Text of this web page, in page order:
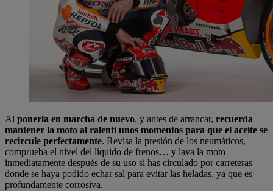
Al ponerla en marcha de nuevo, y antes de arrancar, recuerda
mantener la moto al ralentí unos momentos para que el aceite se
recircule perfectamente. Revisa la presión de los neumáticos,
comprueba el nivel del líquido de frenos… y lava la moto
inmediatamente después de su uso si has circulado por carreteras
donde se haya podido echar sal para evitar las heladas, ya que es
profundamente corrosiva.